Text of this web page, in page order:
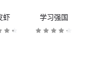
虾 学习强国